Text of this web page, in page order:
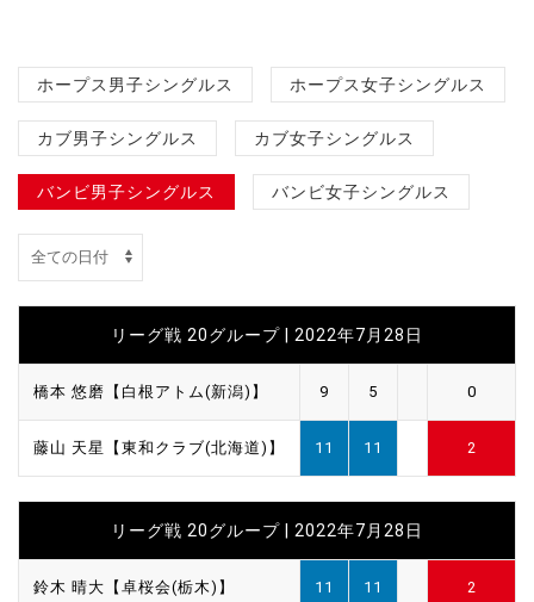
ホープス男子シングルス ホープス女子シングルス
カブ男子シングルス カブ女子シングルス
バンビ男子シングルス バンビ女子シングルス
リーグ戦 20グループ | 2022年7月28日
橋本 悠磨【白根アトム(新潟)】 9 5 0
藤山 天星【東和クラブ(北海道)】 11 11 2
リーグ戦 20グループ | 2022年7月28日
鈴木 晴大【卓桜会(栃木)】 11 11 2